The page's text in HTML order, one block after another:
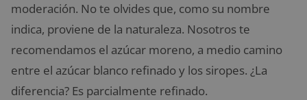
moderación. No te olvides que, como su nombre
indica, proviene de la naturaleza. Nosotros te
recomendamos el azúcar moreno, a medio camino
entre el azúcar blanco refinado y los siropes. ¿La
diferencia? Es parcialmente refinado.